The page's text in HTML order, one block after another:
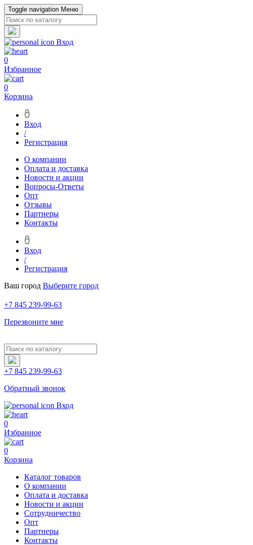
Toggle navigation Меню
Вход
0
Избранное
0
Корзина
Вход
/
Регистрация
О компании
Оплата и доставка
Новости и акции
Вопросы-Ответы
Опт
Отзывы
Партнеры
Контакты
Вход
/
Регистрация
Ваш город Выберите город
+7 845 239-99-63
Перезвоните мне
+7 845 239-99-63
Обратный звонок
Вход
0
Избранное
0
Корзина
Каталог товаров
О компании
Оплата и доставка
Новости и акции
Сотрудничество
Опт
Партнеры
Контакты